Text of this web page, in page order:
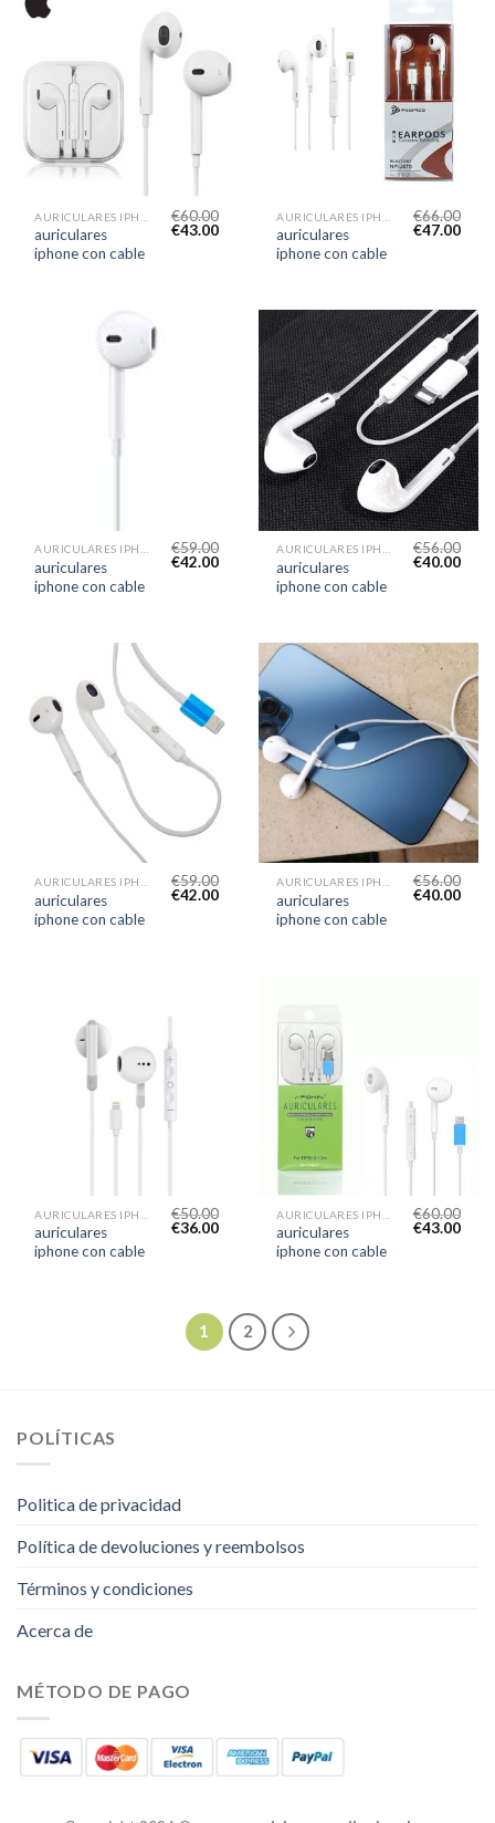
auriculares
iphone con cable
€60.00
€43.00
auriculares
iphone con cable
€66.00
€47.00
auriculares
iphone con cable
€59.00
€42.00
auriculares
iphone con cable
€56.00
€40.00
auriculares
iphone con cable
€59.00
€42.00
auriculares
iphone con cable
€56.00
€40.00
auriculares
iphone con cable
€50.00
€36.00
auriculares
iphone con cable
€60.00
€43.00
1 2
POLÍTICAS
Politica de privacidad
Política de devoluciones y reembolsos
Términos y condiciones
Acerca de
MÉTODO DE PAGO